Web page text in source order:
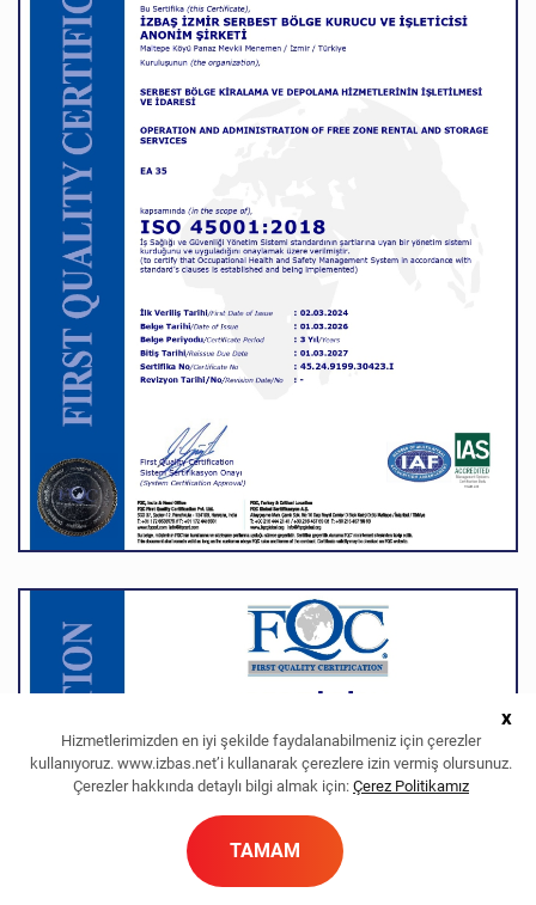
x
Hizmetlerimizden en iyi şekilde faydalanabilmeniz için çerezler
kullanıyoruz. www.izbas.net’i kullanarak çerezlere izin vermiş olursunuz.
Çerezler hakkında detaylı bilgi almak için: Çerez Politikamız
TAMAM